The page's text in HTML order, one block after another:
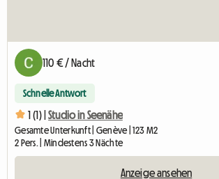
110 € / Nacht
Schnelle Antwort
1 (1) | Studio in Seenähe
Gesamte Unterkunft | Genève | 123 M2
2 Pers. | Mindestens 3 Nächte
Anzeige ansehen